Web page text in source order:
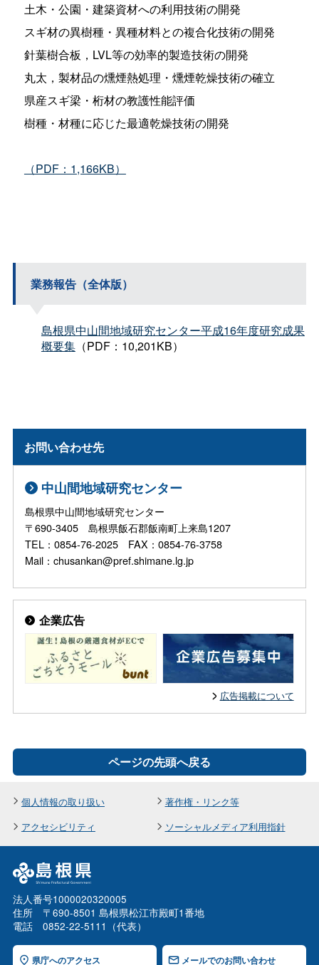
土木・公園・建築資材への利用技術の開発
スギ材の異樹種・異種材料との複合化技術の開発
針葉樹合板，LVL等の効率的製造技術の開発
丸太，製材品の燻煙熱処理・燻煙乾燥技術の確立
県産スギ梁・桁材の教護性能評価
樹種・材種に応じた最適乾燥技術の開発
（PDF：1,166KB）
業務報告（全体版）
島根県中山間地域研究センター平成16年度研究成果
概要集（PDF：10,201KB）
お問い合わせ先
中山間地域研究センター
島根県中山間地域研究センター
〒690-3405 島根県飯石郡飯南町上来島1207
TEL：0854-76-2025 FAX：0854-76-3758
Mail：chusankan@pref.shimane.lg.jp
企業広告
広告掲載について
ページの先頭へ戻る
個人情報の取り扱い
著作権・リンク等
アクセシビリティ
ソーシャルメディア利用指針
法人番号1000020320005
住所 〒690-8501 島根県松江市殿町1番地
電話 0852-22-5111（代表）
県庁へのアクセス メールでのお問い合わせ